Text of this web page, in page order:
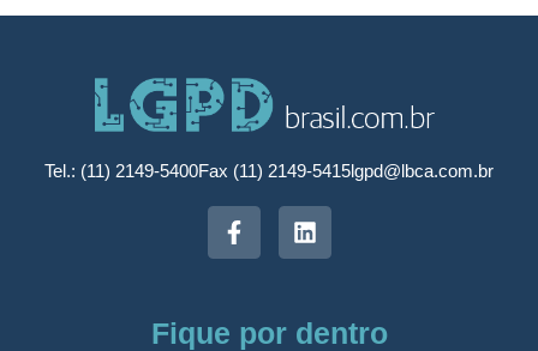
Tel.: (11) 2149-5400Fax (11) 2149-5415lgpd@lbca.com.br
Fique por dentro